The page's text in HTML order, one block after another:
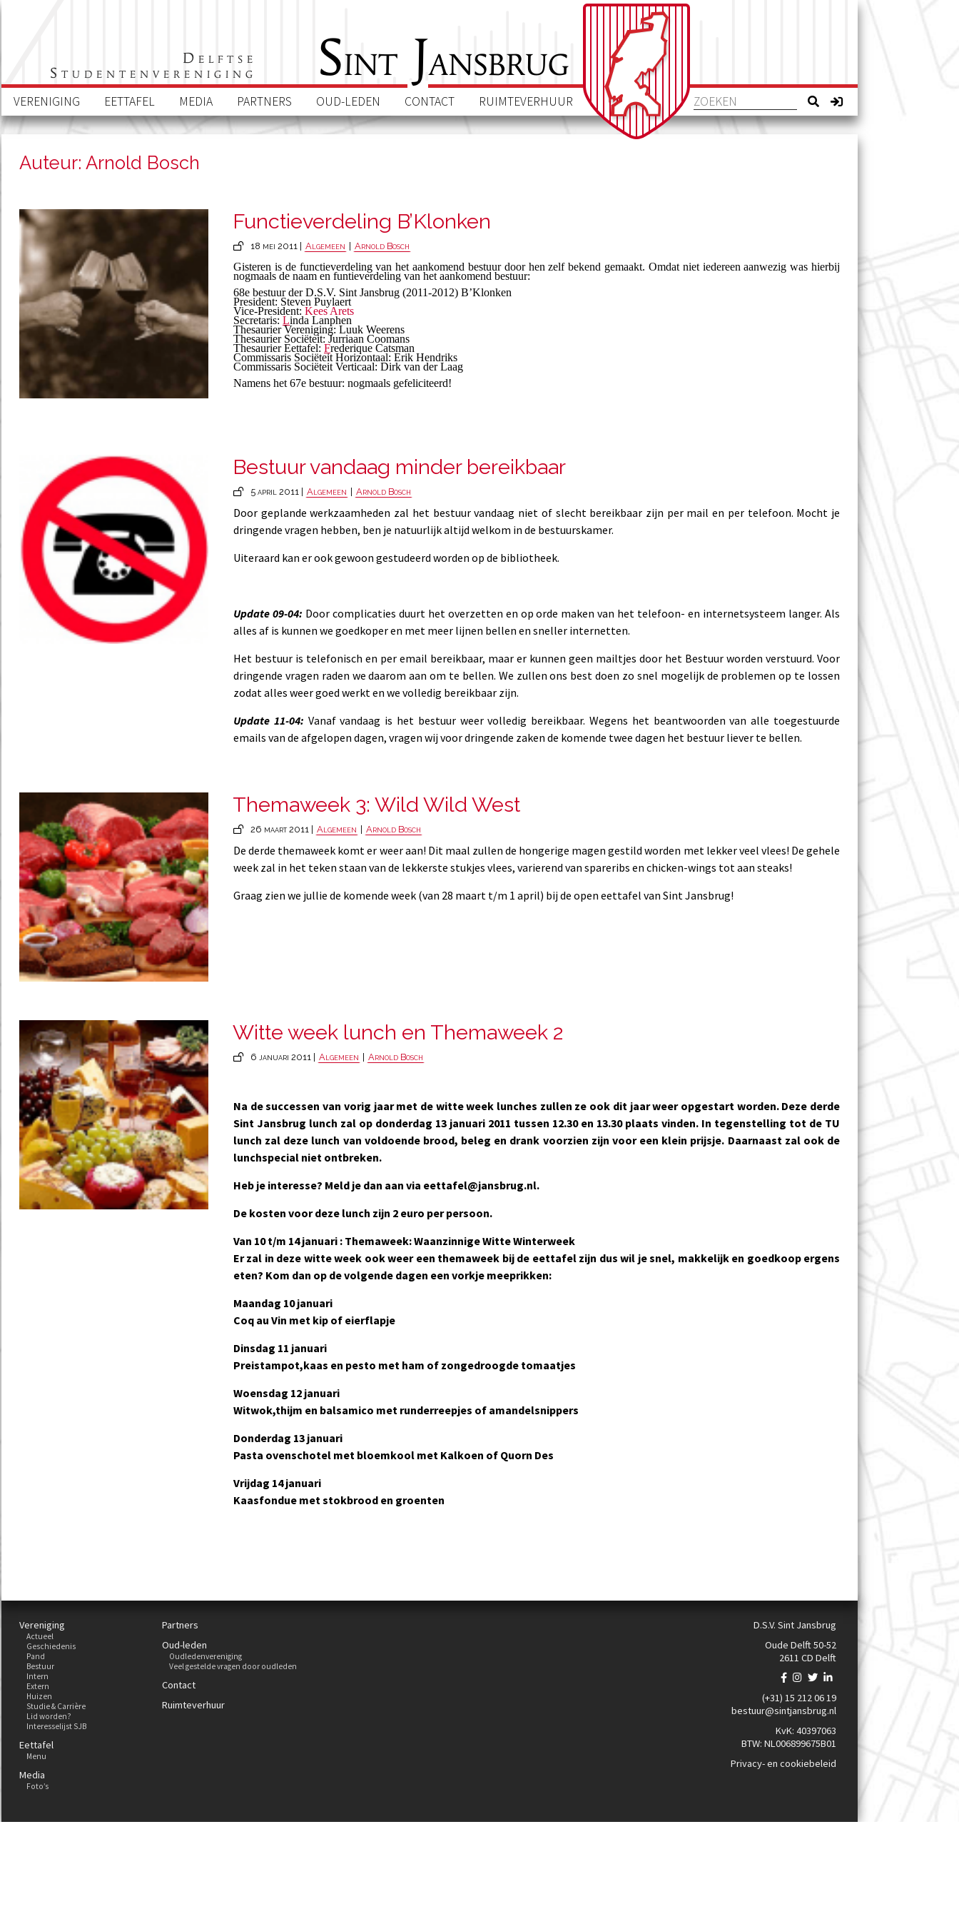
Delftse
Studentenvereniging
Sint Jansbrug
VERENIGING EETTAFEL MEDIA PARTNERS OUD-LEDEN CONTACT RUIMTEVERHUUR
Auteur: Arnold Bosch
Functieverdeling B’Klonken
18 mei 2011 | Algemeen Arnold Bosch
Gisteren is de functieverdeling van het aankomend bestuur door hen zelf bekend gemaakt. Omdat niet iedereen aanwezig was hierbij
nogmaals de naam en funtieverdeling van het aankomend bestuur:
68e bestuur der D.S.V. Sint Jansbrug (2011-2012) B’Klonken
President: Steven Puylaert
Vice-President: Kees Arets
Secretaris: Linda Lanphen
Thesaurier Vereniging: Luuk Weerens
Thesaurier Sociëteit: Jurriaan Coomans
Thesaurier Eettafel: Frederique Catsman
Commissaris Sociëteit Horizontaal: Erik Hendriks
Commissaris Sociëteit Verticaal: Dirk van der Laag
Namens het 67e bestuur: nogmaals gefeliciteerd!
Bestuur vandaag minder bereikbaar
5 april 2011 | Algemeen Arnold Bosch
Door geplande werkzaamheden zal het bestuur vandaag niet of slecht bereikbaar zijn per mail en per telefoon. Mocht je
dringende vragen hebben, ben je natuurlijk altijd welkom in de bestuurskamer.
Uiteraard kan er ook gewoon gestudeerd worden op de bibliotheek.
Update 09-04: Door complicaties duurt het overzetten en op orde maken van het telefoon- en internetsysteem langer. Als
alles af is kunnen we goedkoper en met meer lijnen bellen en sneller internetten.
Het bestuur is telefonisch en per email bereikbaar, maar er kunnen geen mailtjes door het Bestuur worden verstuurd. Voor
dringende vragen raden we daarom aan om te bellen. We zullen ons best doen zo snel mogelijk de problemen op te lossen
zodat alles weer goed werkt en we volledig bereikbaar zijn.
Update 11-04: Vanaf vandaag is het bestuur weer volledig bereikbaar. Wegens het beantwoorden van alle toegestuurde
emails van de afgelopen dagen, vragen wij voor dringende zaken de komende twee dagen het bestuur liever te bellen.
Themaweek 3: Wild Wild West
26 maart 2011 | Algemeen Arnold Bosch
De derde themaweek komt er weer aan! Dit maal zullen de hongerige magen gestild worden met lekker veel vlees! De gehele
week zal in het teken staan van de lekkerste stukjes vlees, varierend van spareribs en chicken-wings tot aan steaks!
Graag zien we jullie de komende week (van 28 maart t/m 1 april) bij de open eettafel van Sint Jansbrug!
Witte week lunch en Themaweek 2
6 januari 2011 | Algemeen Arnold Bosch
Na de successen van vorig jaar met de witte week lunches zullen ze ook dit jaar weer opgestart worden. Deze derde
Sint Jansbrug lunch zal op donderdag 13 januari 2011 tussen 12.30 en 13.30plaats vinden. In tegenstelling tot de TU
lunch zal deze lunch van voldoende brood, beleg en drank voorzien zijn voor een klein prijsje. Daarnaast zal ook de
lunchspecial niet ontbreken.
Heb je interesse? Meld je dan aan via eettafel@jansbrug.nl.
De kosten voor deze lunch zijn 2 euro per persoon.
Van 10 t/m 14 januari : Themaweek: Waanzinnige Witte Winterweek
Er zal in deze witte week ook weer een themaweek bij de eettafel zijn dus wil jesnel, makkelijken goedkoop ergens
eten? Kom dan op de volgende dagen een vorkje meeprikken:
Maandag 10 januari
Coq au Vin met kip of eierflapje
Dinsdag 11 januari
Preistampot,kaas en pesto met ham of zongedroogde tomaatjes
Woensdag 12 januari
Witwok,thijm en balsamico met runderreepjes of amandelsnippers
Donderdag 13 januari
Pasta ovenschotel met bloemkool met Kalkoen of Quorn Des
Vrijdag 14 januari
Kaasfondue met stokbrood en groenten
Vereniging
Actueel
Geschiedenis
Pand
Bestuur
Intern
Extern
Huizen
Studie & Carrière
Lid worden?
Interesselijst SJB
Eettafel
Menu
Media
Foto’s
Partners
Oud-leden
Oudledenvereniging
Veel gestelde vragen door oudleden
Contact
Ruimteverhuur
D.S.V. Sint Jansbrug
Oude Delft 50-52
2611 CD Delft
(+31) 15 212 06 19
bestuur@sintjansbrug.nl
KvK: 40397063
BTW: NL006899675B01
Privacy- en cookiebeleid